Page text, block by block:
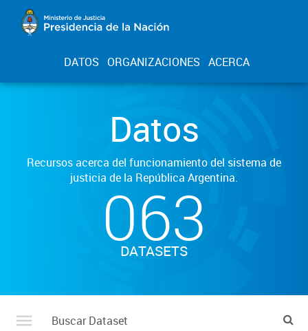
DATOS ORGANIZACIONES ACERCA
Datos
Recursos acerca del funcionamiento del sistema de
justicia de la República Argentina.
063
DATASETS